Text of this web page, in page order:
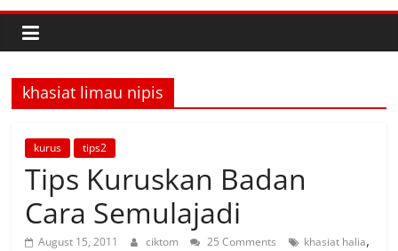
khasiat limau nipis
kurus tips2
Tips Kuruskan Badan
Cara Semulajadi
August 15, 2011 ciktom 25 Comments khasiat halia,